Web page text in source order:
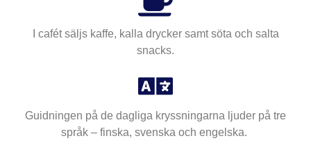
I cafét säljs kaffe, kalla drycker samt söta och salta
snacks.
Guidningen på de dagliga kryssningarna ljuder på tre
språk – finska, svenska och engelska.